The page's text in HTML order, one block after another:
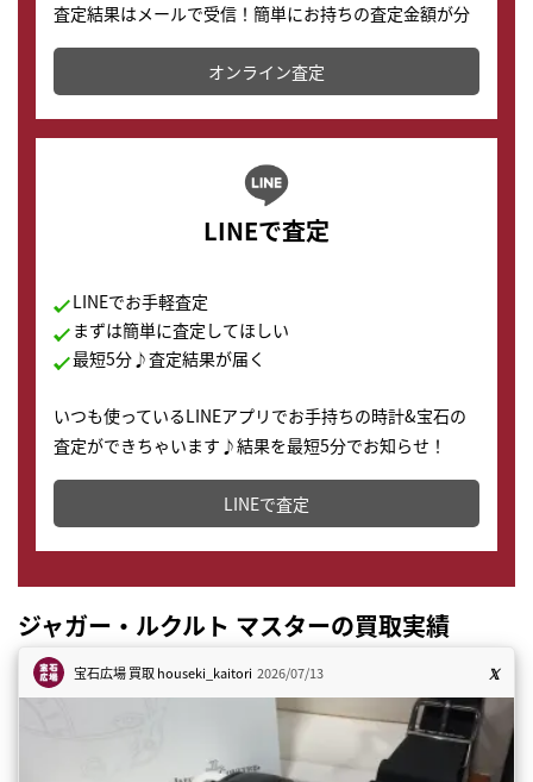
査定結果はメールで受信！簡単にお持ちの査定金額が分
かります。
オンライン査定
LINEで査定
LINEでお手軽査定
まずは簡単に査定してほしい
最短5分♪査定結果が届く
いつも使っているLINEアプリでお手持ちの時計&宝石の
査定ができちゃいます♪結果を最短5分でお知らせ！
どこからでもすぐに査定金額を知ることが出来ます。
LINEで査定
ジャガー・ルクルト マスターの買取実績
宝石広場 買取houseki_kaitori 2026/07/13